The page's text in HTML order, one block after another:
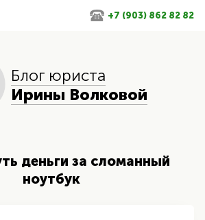
+7 (903) 862 82 82
деньги за сломанный
ноутбук
Блог юриста
Ирины Волковой